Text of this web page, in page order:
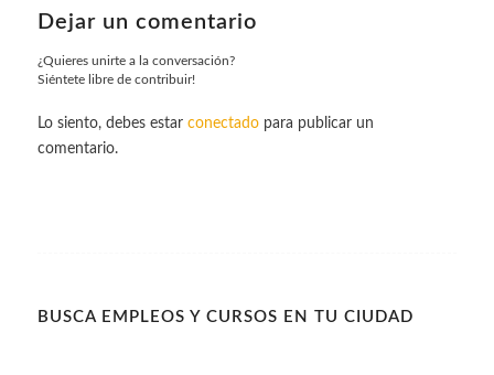
Dejar un comentario
¿Quieres unirte a la conversación?
Siéntete libre de contribuir!
Lo siento, debes estar conectadopara publicar un
comentario.
BUSCA EMPLEOS Y CURSOS EN TU CIUDAD